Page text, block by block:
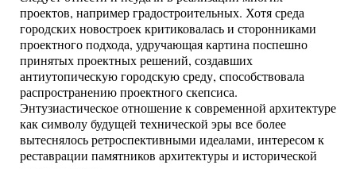
проектов, например градостроительных. Хотя среда
городских новостроек критиковалась и сторонниками
проектного подхода, удручающая картина поспешно
принятых проектных решений, создавших
антиутопическую городскую среду, способствовала
распространению проектного скепсиса.
Энтузиастическое отношение к современной архитектуре
как символу будущей технической эры все более
вытеснялось ретроспективными идеалами, интересом к
реставрации памятников архитектуры и исторической